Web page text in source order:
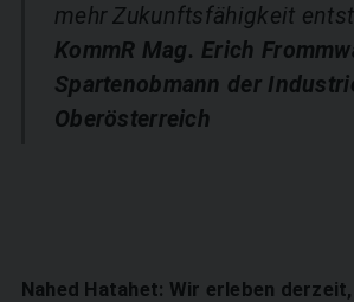
mehr Zukunftsfähigkeit
KommR Mag. Erich
Spartenobmann der
Oberösterreich
Nahed Hatahet: Wir erleben